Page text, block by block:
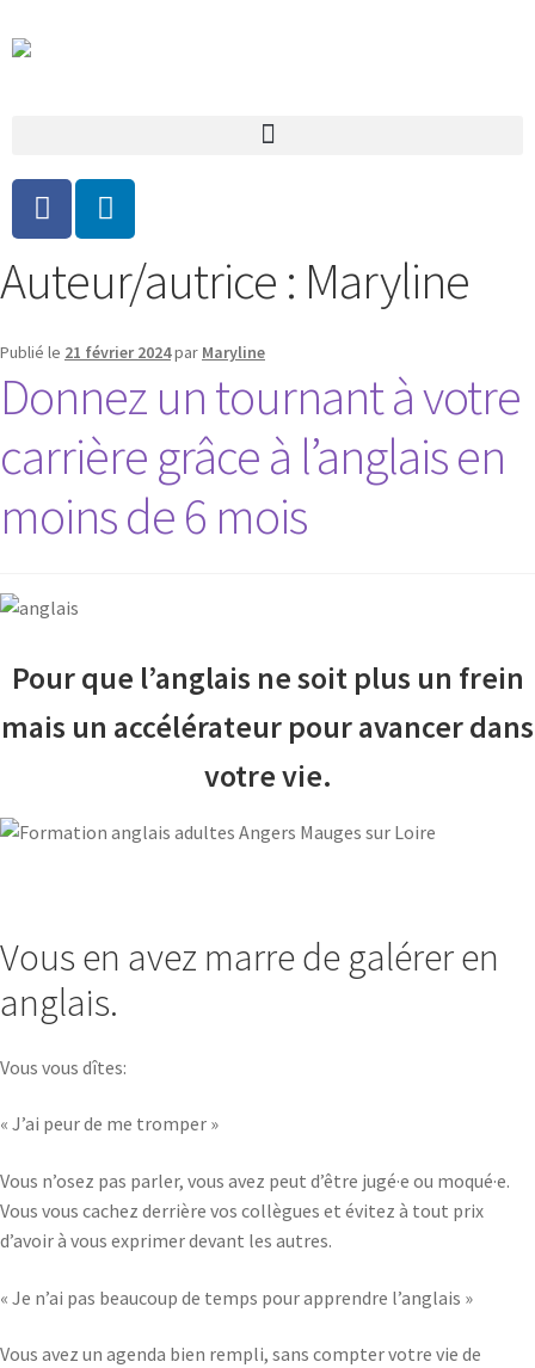
Auteur/autrice : Maryline
Publié le 21 février 2024par Maryline
Donnez un tournant à votre
carrière grâce à l’anglais en
moins de 6 mois
Pour que l’anglais ne soit plus un frein
mais un accélérateur pour avancer dans
votre vie.
Vous en avez marre de galérer en
anglais.
Vous vous dîtes:
« J’ai peur de me tromper »
Vous n’osez pas parler, vous avez peut d’être jugé·e ou moqué·e.
Vous vous cachez derrière vos collègues et évitez à tout prix
d’avoir à vous exprimer devant les autres.
« Je n’ai pas beaucoup de temps pour apprendre l’anglais »
Vous avez un agenda bien rempli, sans compter votre vie de